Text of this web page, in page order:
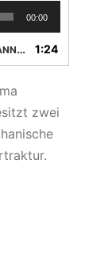
00:00
JACOB, ORGEL 1:24
zwei